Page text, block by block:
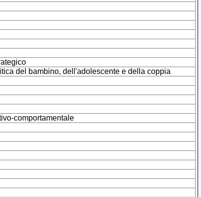
del bambino, dell'adolescente e della coppia
comportamentale